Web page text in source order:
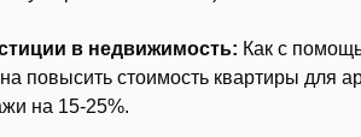
в недвижимость: Как с
повысить стоимость квартиры для
на 15-25%.